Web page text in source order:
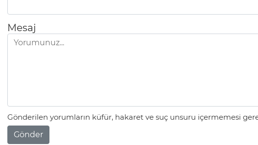
Mesaj
Gönderilen yorumların küfür, hakaret ve suç unsuru içermemesi
Gönder